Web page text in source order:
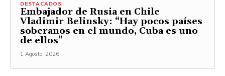
DESTACADOS
Embajador de Rusia en Chile
Vladimir Belinsky: “Hay pocos países
soberanos en el mundo, Cuba es uno
de ellos”
1 Agosto, 2026